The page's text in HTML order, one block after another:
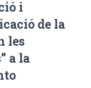
i
de la
les
a la